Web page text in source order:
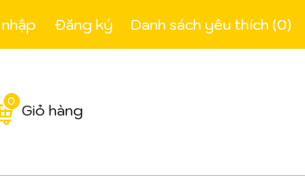
Đăng ký Danh sách yêu thích (0)
Giỏ hàng
0